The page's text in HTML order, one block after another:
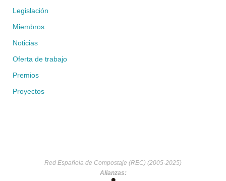
Legislación
Miembros
Noticias
Oferta de trabajo
Premios
Proyectos
Red Española de Compostaje (REC) (2005-2025)
Alianzas: